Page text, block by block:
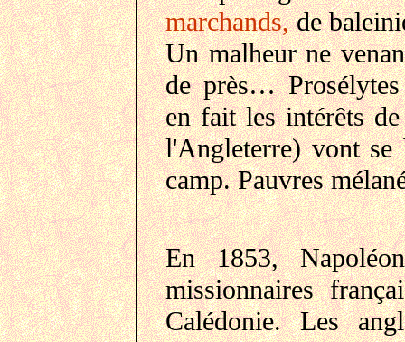
marchands,de
Un malheur ne
de près… Prosélytes
en fait les intérêts
l'Angleterre) vont se
camp. Pauvres
En 1853,
missionnaires
Calédonie. Les